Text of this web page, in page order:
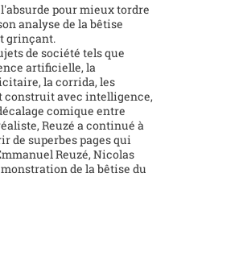
pour mieux tordre
analyse de la bêtise
grinçant.
de société tels que
artificielle, la
la corrida, les
construit avec intelligence,
comique entre
Reuzé a continué à
de superbes pages qui
Reuzé, Nicolas
de la bêtise du